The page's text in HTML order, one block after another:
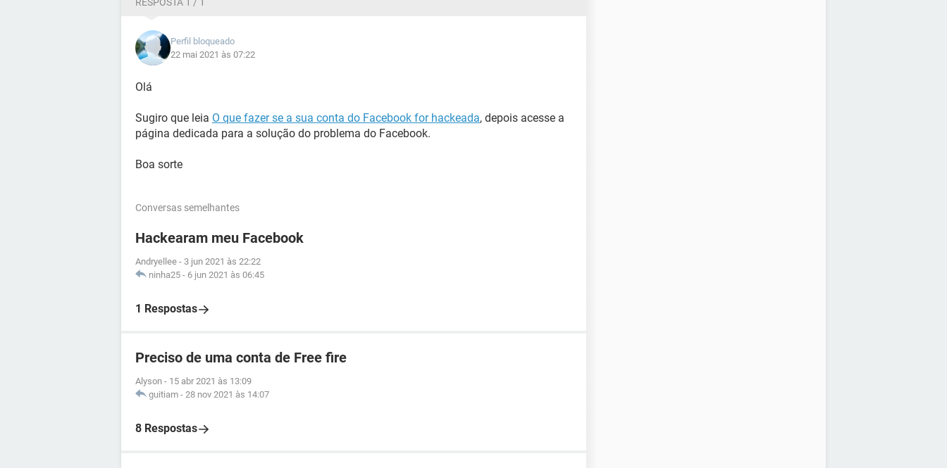
Perfil bloqueado
22 mai 2021 às 07:22
Olá
Sugiro que leia O que fazer se a sua conta do Facebook for hackeada, depois acesse a
página dedicada para a solução do problema do Facebook.
Boa sorte
Conversas semelhantes
Hackearam meu Facebook
Andryellee - 3 jun 2021 às 22:22
ninha25 - 6 jun 2021 às 06:45
1 Respostas
Preciso de uma conta de Free fire
Alyson - 15 abr 2021 às 13:09
guitiam - 28 nov 2021 às 14:07
8 Respostas